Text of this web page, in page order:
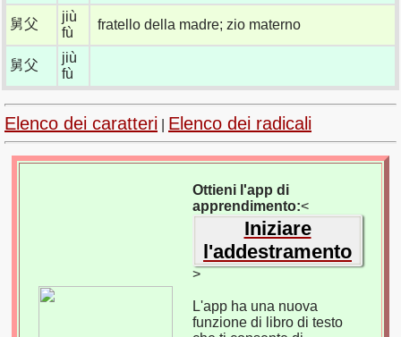
舅父
jiù
fù
fratello della madre; zio materno
舅父
jiù
fù
Elenco dei caratteri Elenco dei radicali
Ottieni l'app di
apprendimento:<
Iniziare
l'addestramento
>
L'app ha una nuova
funzione di libro di testo